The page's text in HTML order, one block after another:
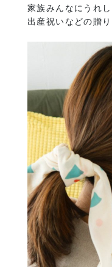
家族みんなにうれし
出産祝いなどの贈